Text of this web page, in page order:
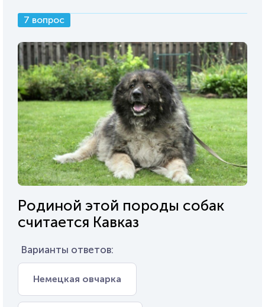
7 вопрос
Родиной этой породы собак
считается Кавказ
Варианты ответов:
Немецкая овчарка